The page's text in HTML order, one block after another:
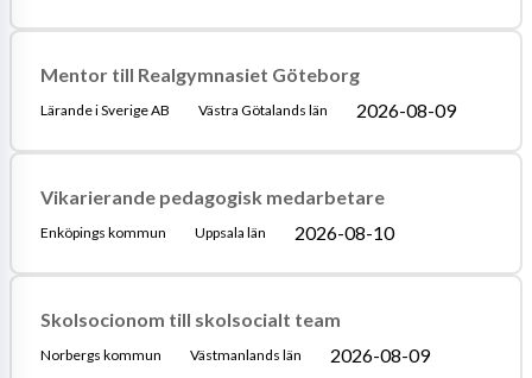
Mentor till Realgymnasiet Göteborg
Lärande i Sverige AB Västra Götalands län 2026-08-09
Vikarierande pedagogisk medarbetare
Enköpings kommun Uppsala län 2026-08-10
Skolsocionom till skolsocialt team
Norbergs kommun Västmanlands län 2026-08-09